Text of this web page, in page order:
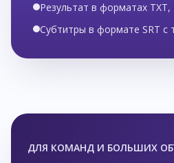
Результат в форматах TXT,
Субтитры в формате SRT с
ДЛЯ КОМАНД И БОЛЬШИХ